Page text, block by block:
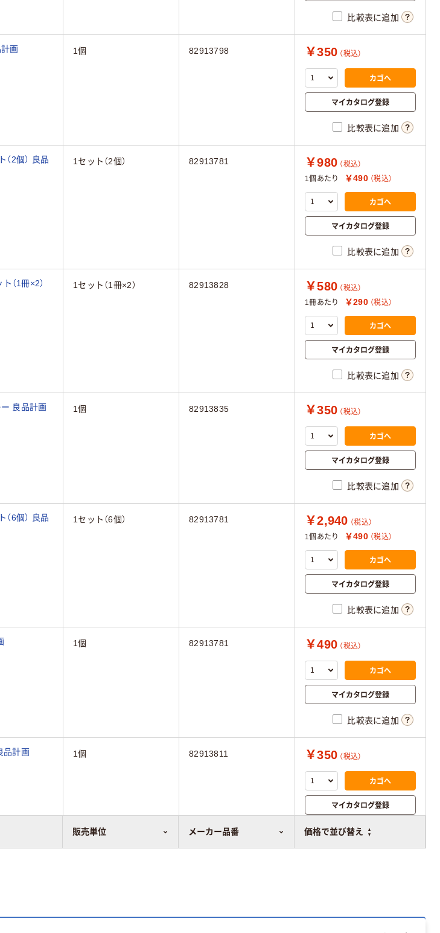
販売単位 メーカー品番 価格で並び替え
比較表に追加
画
1個 82913798 ￥350 （税込）
カゴへ
マイカタログ登録
比較表に追加
2個） 良品
1セット（2個） 82913781 ￥980 （税込）
1個あたり
￥490 （税込）
カゴへ
マイカタログ登録
比較表に追加
（1冊×2）
1セット（1冊×2） 82913828 ￥580 （税込）
1冊あたり
￥290 （税込）
カゴへ
マイカタログ登録
比較表に追加
良品計画
1個 82913835 ￥350 （税込）
カゴへ
マイカタログ登録
比較表に追加
6個） 良品
1セット（6個） 82913781 ￥2,940 （税込）
1個あたり
￥490 （税込）
カゴへ
マイカタログ登録
比較表に追加
1個 82913781 ￥490 （税込）
カゴへ
マイカタログ登録
比較表に追加
品計画
1個 82913811 ￥350 （税込）
カゴへ
マイカタログ登録
比較表に追加